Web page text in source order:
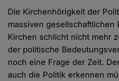
Die Kirchenhörigkeit der
massiven
Kirchen schlicht nicht mehr
der politische
noch eine Frage der Zeit.
auch die Politik erkennen